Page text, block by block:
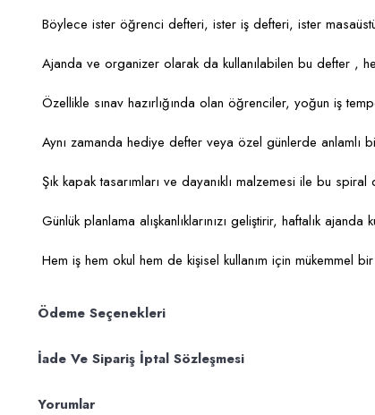
Böylece ister öğrenci defteri, ister iş defteri, ister
Ajanda ve organizer olarak da kullanılabilen bu defter ,
Özellikle sınav hazırlığında olan öğrenciler, yoğun iş
Aynı zamanda hediye defter veya özel günlerde anlamlı
Şık kapak tasarımları ve dayanıklı malzemesi ile bu
Günlük planlama alışkanlıklarınızı geliştirir, haftalık
Hem iş hem okul hem de kişisel kullanım için mükemmel
Ödeme Seçenekleri
İade Ve Sipariş İptal Sözleşmesi
Yorumlar